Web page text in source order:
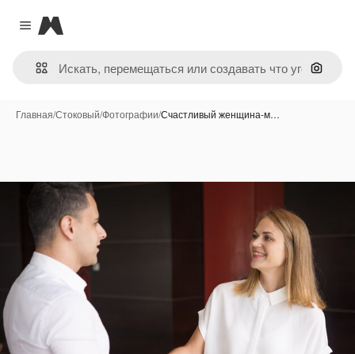
Close menu
Magnific
Поиск
Главная/Стоковый/Фотографии/Счастливый женщина-м…